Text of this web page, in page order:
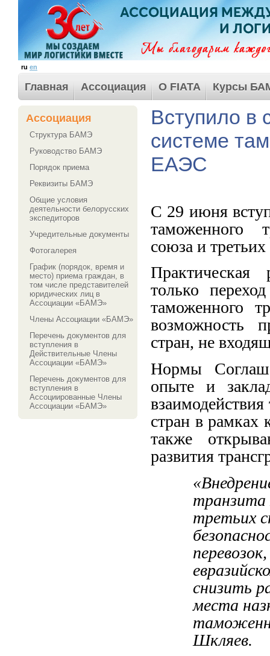
ru en
Главная Ассоциация О FIATA Курсы
Ассоциация
Структура БАМЭ
Руководство БАМЭ
Порядок приема
Реквизиты БАМЭ
Общие условия
деятельности белорусских
экспедиторов
Учредительные документы
Фотогалерея
График (порядок, время и
место) приема граждан, в
том числе представителей
юридических лиц в
Ассоциации «БАМЭ»
Члены Ассоциации «БАМЭ»
Перечень документов для
вступления в
Действительные Члены
Ассоциации «БАМЭ»
Перечень документов для
вступления в
Ассоциированные Члены
Ассоциации «БАМЭ»
Вступило в
системе
ЕАЭС
С 29 июня
таможенного
союза и
Практическая
только
таможенного
возможность
стран, не
Нормы
опыте и
стран в рамках
также
развития
транзита
третьих
снизить
места
Шкляев.